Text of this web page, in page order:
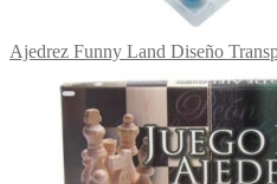
Ajedrez Funny Land Diseño